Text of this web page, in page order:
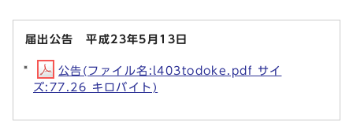
届出公告 平成23年5月13日
公告(ファイル名:l403todoke.pdf サイ
ズ:77.26 キロバイト)